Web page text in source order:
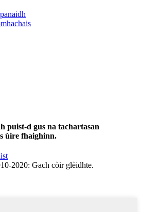
puist-d gus na tachartasan
ùire fhaighinn.
2020: Gach còir glèidhte.